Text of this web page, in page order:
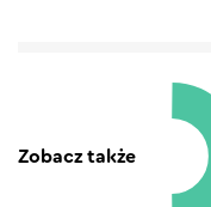
Zobacz także